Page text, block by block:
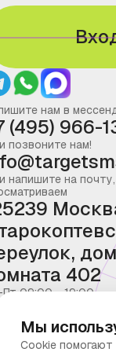
нам в
(495) 966-
позвоните нам!
напишите на
402
09:00 - 19:00
Мы
Cookie помогают